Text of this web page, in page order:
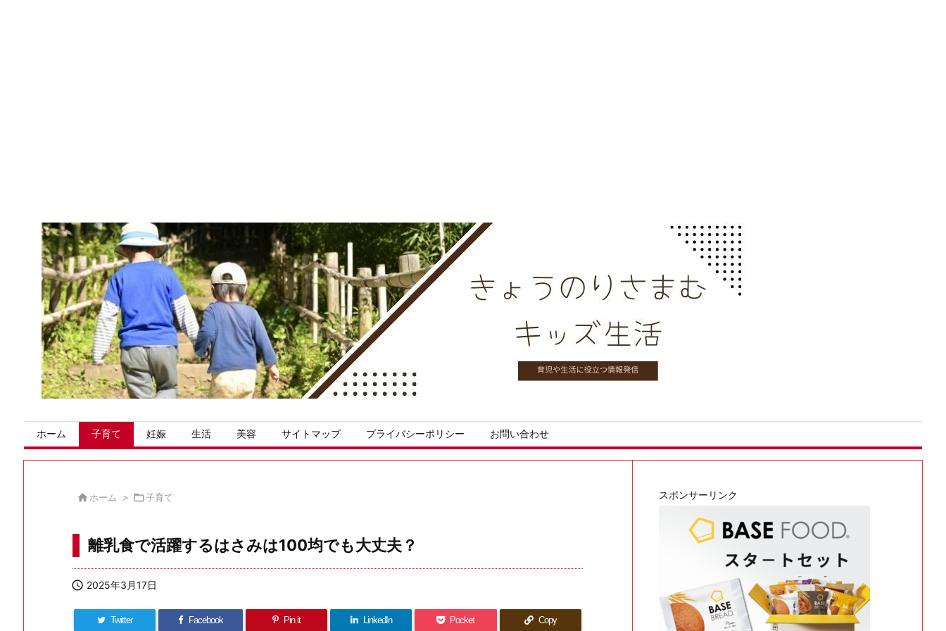
ホーム 子育て 妊娠 生活 美容 サイトマップ プライバシーポリシー お問い合わせ
 ホーム > 子育て
離乳食で活躍するはさみは100均でも大丈夫？
 2025年3月17日
Twitter Facebook Pin it LinkedIn Pocket Copy
スポンサーリンク